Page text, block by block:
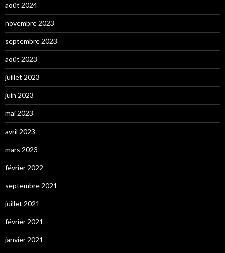
août 2024
novembre 2023
septembre 2023
août 2023
juillet 2023
juin 2023
mai 2023
avril 2023
mars 2023
février 2022
septembre 2021
juillet 2021
février 2021
janvier 2021